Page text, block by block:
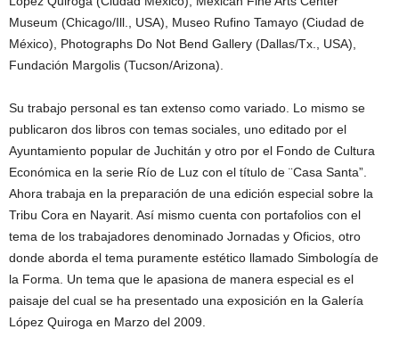
Museum (Chicago/Ill., USA), Museo Rufino Tamayo (Ciudad de
México), Photographs Do Not Bend Gallery (Dallas/Tx., USA),
Fundación Margolis (Tucson/Arizona).
Su trabajo personal es tan extenso como variado. Lo mismo se
publicaron dos libros con temas sociales, uno editado por el
Ayuntamiento popular de Juchitán y otro por el Fondo de Cultura
Económica en la serie Río de Luz con el título de ¨Casa Santa”.
Ahora trabaja en la preparación de una edición especial sobre la
Tribu Cora en Nayarit. Así mismo cuenta con portafolios con el
tema de los trabajadores denominado Jornadas y Oficios, otro
donde aborda el tema puramente estético llamado Simbología de
la Forma. Un tema que le apasiona de manera especial es el
paisaje del cual se ha presentado una exposición en la Galería
López Quiroga en Marzo del 2009.